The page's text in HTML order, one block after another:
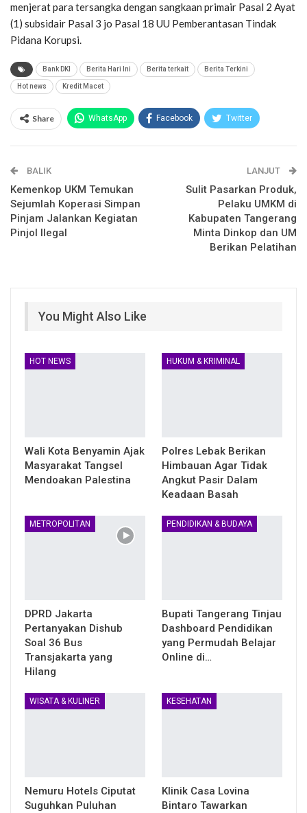
menjerat para tersangka dengan sangkaan primair Pasal 2 Ayat
(1) subsidair Pasal 3 jo Pasal 18 UU Pemberantasan Tindak
Pidana Korupsi.
Bank DKI Berita Hari Ini Berita terkait Berita Terkini
Hot news Kredit Macet
Share WhatsApp Facebook Twitter
Telegram
BALIK
Kemenkop UKM Temukan
Sejumlah Koperasi Simpan
Pinjam Jalankan Kegiatan
Pinjol Ilegal
LANJUT
Sulit Pasarkan Produk,
Pelaku UMKM di
Kabupaten Tangerang
Minta Dinkop dan UM
Berikan Pelatihan
You Might Also Like
HOT NEWS
Wali Kota Benyamin Ajak
Masyarakat Tangsel
Mendoakan Palestina
HUKUM & KRIMINAL
Polres Lebak Berikan
Himbauan Agar Tidak
Angkut Pasir Dalam
Keadaan Basah
METROPOLITAN
DPRD Jakarta
Pertanyakan Dishub
Soal 36 Bus
Transjakarta yang
Hilang
PENDIDIKAN & BUDAYA
Bupati Tangerang Tinjau
Dashboard Pendidikan
yang Permudah Belajar
Online di…
WISATA & KULINER
Nemuru Hotels Ciputat
Suguhkan Puluhan
KESEHATAN
Klinik Casa Lovina
Bintaro Tawarkan